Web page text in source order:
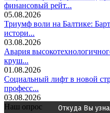
финансовый рейт...
05.08.2026
Триумф воли на Балтике:
истори...
03.08.2026
Авария
круш...
01.08.2026
Социальный лифт в новой
професс...
03.08.2026
Наш опрос
Откуда Вы